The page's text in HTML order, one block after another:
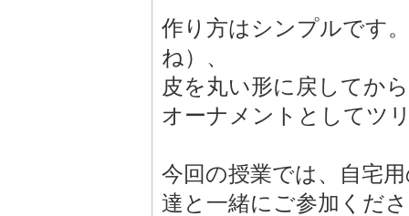
作り方はシンプルです
ね）、
皮を丸い形に戻してか
オーナメントとしてツ
今回の授業では、自宅
達と一緒にご参加くだ